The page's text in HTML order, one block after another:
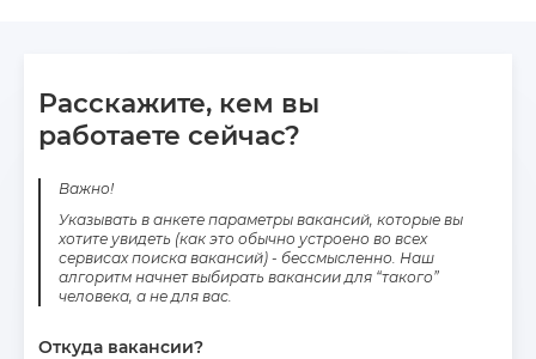
Расскажите, кем вы
работаете сейчас?
Важно!
Указывать в анкете параметры вакансий, которые вы
хотите увидеть (как это обычно устроено во всех
сервисах поиска вакансий) - бессмысленно. Наш
алгоритм начнет выбирать вакансии для “такого”
человека, а не для вас.
Откуда вакансии?